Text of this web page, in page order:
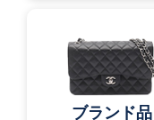
ブランド品